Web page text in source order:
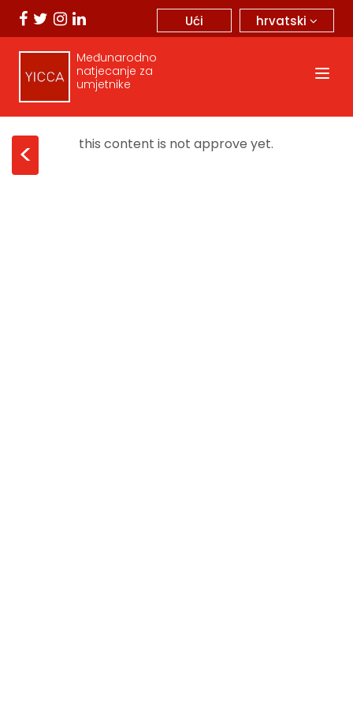
hrvatski
Ući
Međunarodno
natjecanje za
umjetnike
< this content is not approve yet.